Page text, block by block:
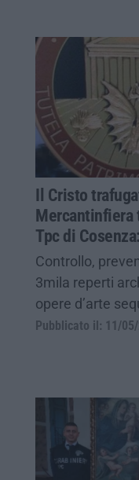
Il Cristo
Mercantinfiera
Tpc di
Controllo,
3mila reperti
opere d’arte
Pubblicato il: 11/